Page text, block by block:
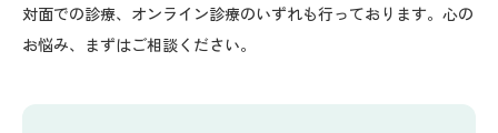
対面での診療、オンライン診療のいずれも行っております。心の
お悩み、まずはご相談ください。